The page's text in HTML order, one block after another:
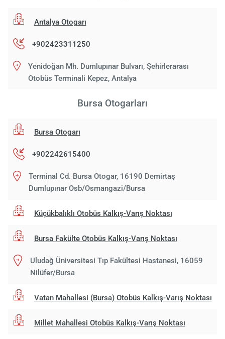
Antalya Otogarı
+902423311250
Yenidoğan Mh. Dumlupınar Bulvarı, Şehirlerarası
Otobüs Terminali Kepez, Antalya
Bursa Otogarları
Bursa Otogarı
+902242615400
Terminal Cd. Bursa Otogar, 16190 Demirtaş
Dumlupınar Osb/Osmangazi/Bursa
Küçükbalıklı Otobüs Kalkış-Varış Noktası
Bursa Fakülte Otobüs Kalkış-Varış Noktası
Uludağ Üniversitesi Tıp Fakültesi Hastanesi, 16059
Nilüfer/Bursa
Vatan Mahallesi (Bursa) Otobüs Kalkış-Varış Noktası
Millet Mahallesi Otobüs Kalkış-Varış Noktası